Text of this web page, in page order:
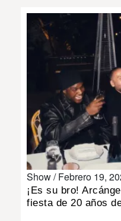
INSÓLITAS
Show /Febrero 19,
¡Es su bro!
fiesta de 20 años